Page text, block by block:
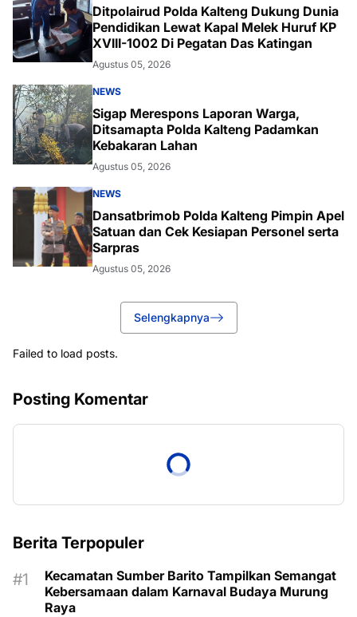
Ditpolairud Polda Kalteng Dukung Dunia
Pendidikan Lewat Kapal Melek Huruf KP
XVIII-1002 Di Pegatan Das Katingan
Agustus 05, 2026
NEWS
Sigap Merespons Laporan Warga,
Ditsamapta Polda Kalteng Padamkan
Kebakaran Lahan
Agustus 05, 2026
NEWS
Dansatbrimob Polda Kalteng Pimpin Apel
Satuan dan Cek Kesiapan Personel serta
Sarpras
Agustus 05, 2026
Selengkapnya
Failed to load posts.
Posting Komentar
Berita Terpopuler
Kecamatan Sumber Barito Tampilkan Semangat
Kebersamaan dalam Karnaval Budaya Murung
Raya